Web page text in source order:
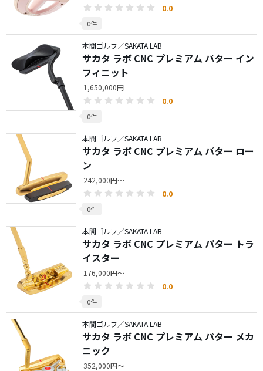
0.0
0件
本間ゴルフ／SAKATA LAB
サカタ ラボ CNC プレミアム パター イン
フィニット
1,650,000円
0.0
0件
本間ゴルフ／SAKATA LAB
サカタ ラボ CNC プレミアム パター ロー
ン
242,000円～
0.0
0件
本間ゴルフ／SAKATA LAB
サカタ ラボ CNC プレミアム パター トラ
イスター
176,000円～
0.0
0件
本間ゴルフ／SAKATA LAB
サカタ ラボ CNC プレミアム パター メカ
ニック
352,000円～